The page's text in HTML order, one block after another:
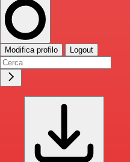
Modifica profilo Logout